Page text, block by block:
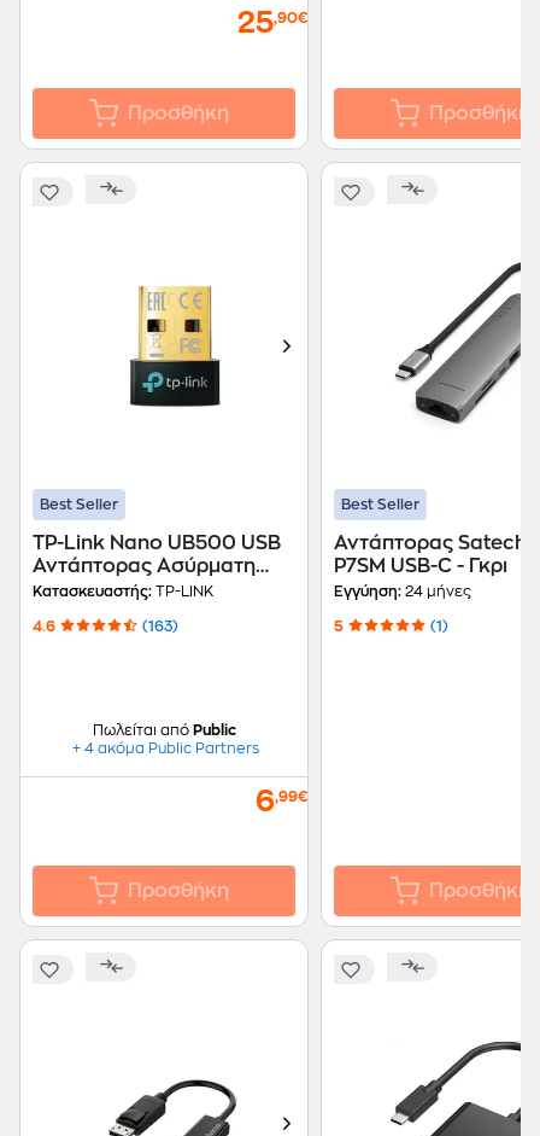
25,90€
Προσθήκη Προσθήκη
Best Seller
TP-Link Nano UB500 USB
Αντάπτορας Ασύρματη
Σύνδεση Bluetooth 5.0
Κατασκευαστής: TP-LINK
4.6 (163)
Πωλείται από Public
+ 4 ακόμα Public Partners
6,99€
Προσθήκη
Best Seller
Αντάπτορας Satechi
P7SM USB-C - Γκρι
Εγγύηση: 24 μήνες
5 (1)
Προσθήκη